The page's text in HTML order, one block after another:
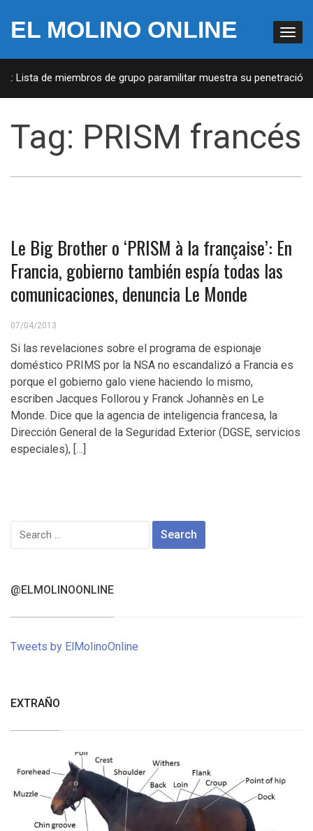
EL MOLINO ONLINE
Lista de miembros de grupo paramilitar muestra su penetración
Tag: PRISM francés
Le Big Brother o ‘PRISM à la française’: En
Francia, gobierno también espía todas las
comunicaciones, denuncia Le Monde
07/04/2013
Si las revelaciones sobre el programa de espionaje
doméstico PRIMS por la NSA no escandalizó a Francia es
porque el gobierno galo viene haciendo lo mismo,
escriben Jacques Follorou y Franck Johannès en Le
Monde. Dice que la agencia de inteligencia francesa, la
Dirección General de la Seguridad Exterior (DGSE, servicios
especiales), […]
Search
for:
@ELMOLINOONLINE
Tweets by ElMolinoOnline
EXTRAÑO